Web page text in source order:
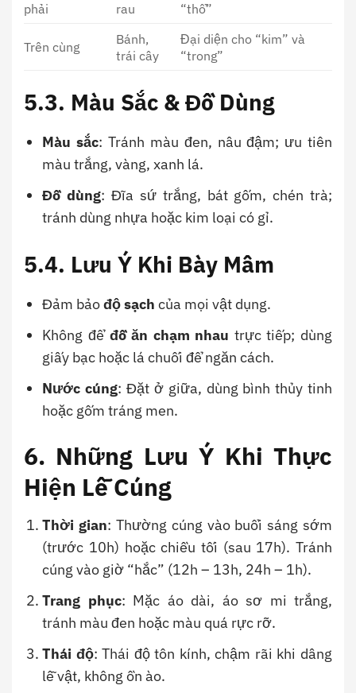
phải rau “thổ”
Trên cùng
Bánh,
trái cây
Đại diện cho “kim” và
“trong”
5.3. Màu Sắc & Đồ Dùng
Màu sắc: Tránh màu đen, nâu đậm; ưu tiên
màu trắng, vàng, xanh lá.
Đồ dùng: Đĩa sứ trắng, bát gốm, chén trà;
tránh dùng nhựa hoặc kim loại có gỉ.
5.4. Lưu Ý Khi Bày Mâm
Đảm bảođộ sạch của mọi vật dụng.
Không để đồ ăn chạm nhau trực tiếp; dùng
giấy bạc hoặc lá chuối để ngăn cách.
Nước cúng: Đặt ở giữa, dùng bình thủy tinh
hoặc gốm tráng men.
6. Những Lưu Ý Khi Thực
Hiện Lễ Cúng
Thời gian: Thường cúng vào buổi sáng sớm
(trước 10h) hoặc chiều tối (sau 17h). Tránh
cúng vào giờ “hắc” (12h – 13h, 24h – 1h).
Trang phục: Mặc áo dài, áo sơ mi trắng,
tránh màu đen hoặc màu quá rực rỡ.
Thái độ: Thái độ tôn kính, chậm rãi khi dâng
lễ vật, không ồn ào.